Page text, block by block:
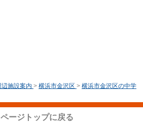
辺施設案内 > 横浜市金沢区 > 横浜市金沢区の中学
ページトップに戻る